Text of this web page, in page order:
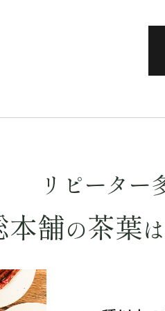
リピーター
本舗の茶葉は